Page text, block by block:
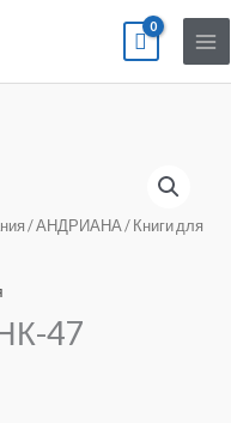
/АНДРИАНА/ Книги для
47